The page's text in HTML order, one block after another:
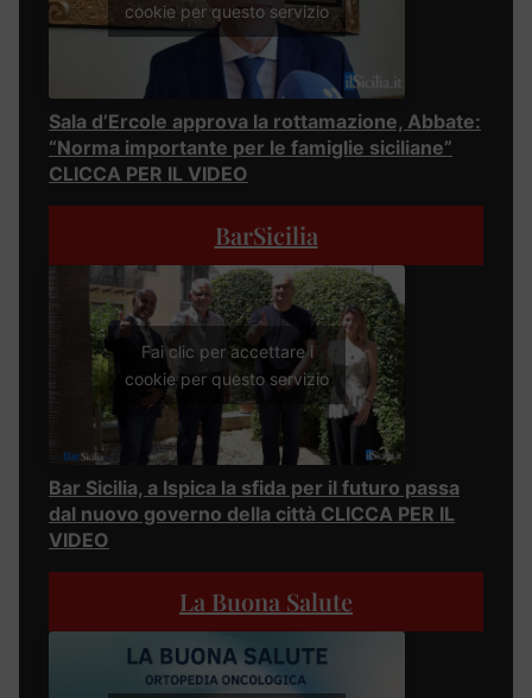
cookie per questo servizio
Sala d’Ercole approva la rottamazione, Abbate:
“Norma importante per le famiglie siciliane”
CLICCA PER IL VIDEO
BarSicilia
Fai clic per accettare i
cookie per questo servizio
Bar Sicilia, a Ispica la sfida per il futuro passa
dal nuovo governo della città CLICCA PER IL
VIDEO
La Buona Salute